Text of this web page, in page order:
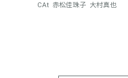
CAt 赤松佳珠子 大村真也